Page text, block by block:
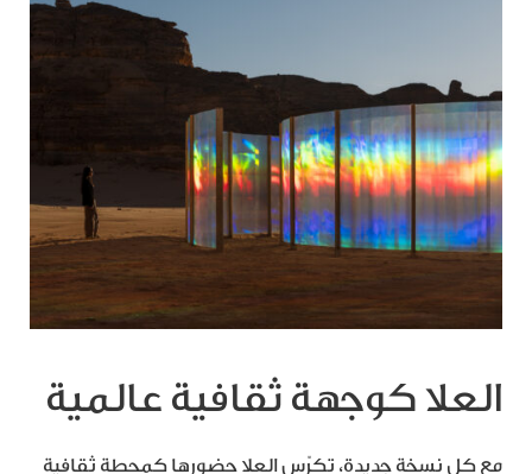
العلا كوجهة ثقافية عالمية
مع كل نسخة جديدة، تكرّس العلا حضورها كمحطة ثقافية